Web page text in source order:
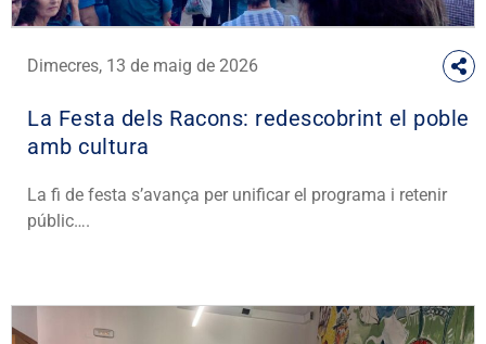
Dimecres, 13 de maig de 2026
La Festa dels Racons: redescobrint el poble
amb cultura
La fi de festa s’avança per unificar el programa i retenir
públic….